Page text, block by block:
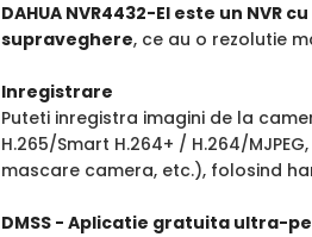
DAHUA NVR4432-EI este un NVR
supraveghere, ce au o rezolutie
Inregistrare
Puteti inregistra imagini de la
H.265/Smart H.264+ / H.264/
mascare camera, etc.), folosind
DMSS - Aplicatie gratuita ultra-